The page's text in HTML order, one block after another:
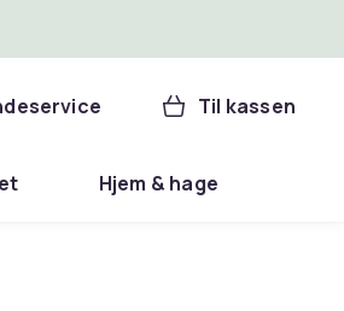
Til kassen
Hjem & hage